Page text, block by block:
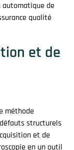
de
qualité
et de
méthode
structurels
et de
en un outil